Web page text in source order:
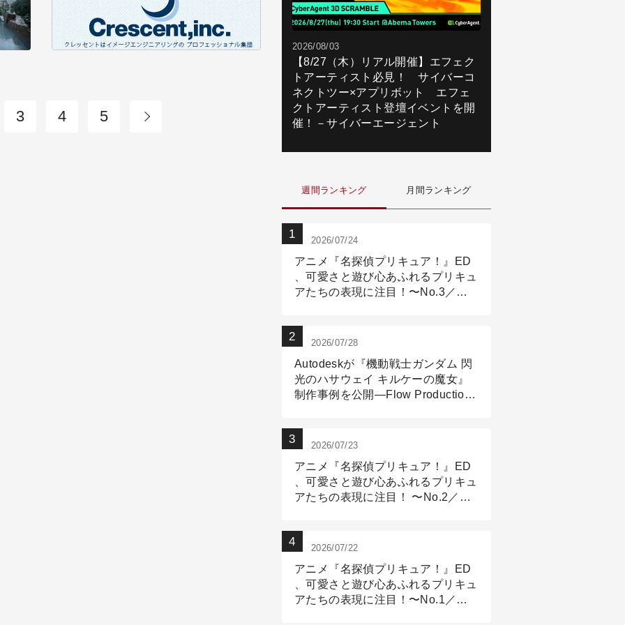
3 4 5
2026/08/03
【8/27（木）リアル開催】エフェク
トアーティスト必見！ サイバーコ
ネクトツー×アプリボット エフェ
クトアーティスト登壇イベントを開
催！－サイバーエージェント
週間ランキング 月間ランキング
2026/07/24
アニメ『名探偵プリキュア！』ED
、可愛さと遊び心あふれるプリキュ
アたちの表現に注目！〜No.3／ア
2026/07/28
Autodeskが『機動戦士ガンダム 閃
光のハサウェイ キルケーの魔女』
制作事例を公開―Flow Production
2026/07/23
アニメ『名探偵プリキュア！』ED
、可愛さと遊び心あふれるプリキュ
アたちの表現に注目！ 〜No.2／モ
2026/07/22
アニメ『名探偵プリキュア！』ED
、可愛さと遊び心あふれるプリキュ
アたちの表現に注目！〜No.1／演